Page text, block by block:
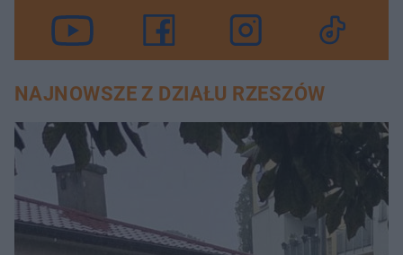
NAJNOWSZE Z DZIAŁU RZESZÓW